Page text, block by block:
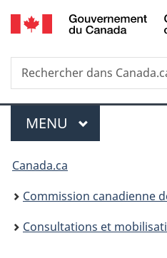
Recherche
Rechercher
dans
Menu
MENU PRINCIPAL
Vous
êtes
ici
Canada.ca
Commission canadienne
Consultations et